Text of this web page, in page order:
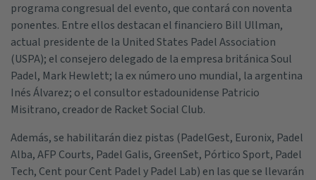
programa congresual del evento, que contará con noventa
ponentes. Entre ellos destacan el financiero Bill Ullman,
actual presidente de la United States Padel Association
(USPA); el consejero delegado de la empresa británica Soul
Padel, Mark Hewlett; la ex número uno mundial, la argentina
Inés Álvarez; o el consultor estadounidense Patricio
Misitrano, creador de Racket Social Club.
Además, se habilitarán diez pistas (PadelGest, Euronix, Padel
Alba, AFP Courts, Padel Galis, GreenSet, Pórtico Sport, Padel
Tech, Cent pour Cent Padel y Padel Lab) en las que se llevarán